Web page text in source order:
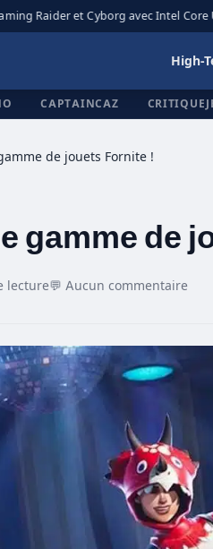
Raider et Cyborg avec Intel Core
High-
CAPTAINCAZ
de jouets Fornite !
gamme de
lecture💬 Aucun commentaire